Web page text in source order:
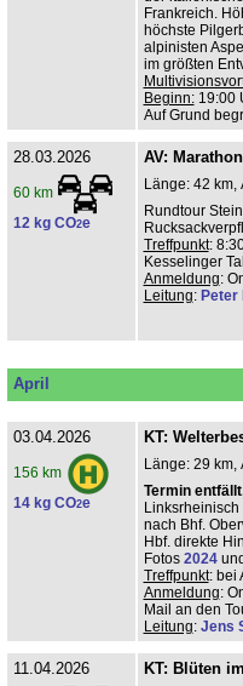
Frankreich.
höchste
alpinisten
im größten
Beginn:19:00
Auf Grund
28.03.2026
60 km
12 kg CO2e
AV:
Länge: 42 km,
Rundtour
Treffpunkt:
Kesselinger
Anmeldung:
Leitung: Peter
April
03.04.2026
156 km
14 kg CO2e
KT:
Länge: 29 km,
Termin
nach Bhf.
Hbf. direkte
Fotos 2024
Treffpunkt: bei
Anmeldung:
Mail an den
Leitung: Jens
11.04.2026 KT: Blüten